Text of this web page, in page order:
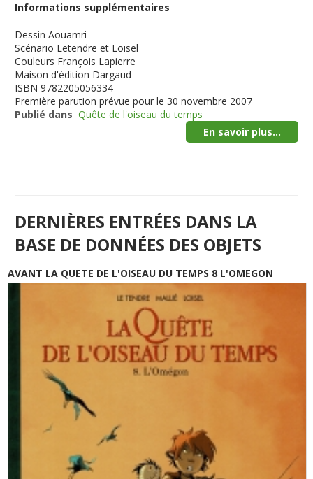
Informations supplémentaires
Dessin Aouamri
Scénario Letendre et Loisel
Couleurs François Lapierre
Maison d'édition Dargaud
ISBN 9782205056334
Première parution prévue pour le 30 novembre 2007
Publié dans Quête de l'oiseau du temps
En savoir plus...
DERNIÈRES ENTRÉES DANS LA
BASE DE DONNÉES DES OBJETS
AVANT LA QUETE DE L'OISEAU DU TEMPS 8 L'OMEGON